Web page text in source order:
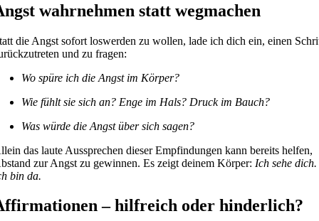
wahrnehmen statt wegmachen
die Angst sofort loswerden zu wollen, lade ich dich ein, einen
und zu fragen:
Wo spüre ich die Angst im Körper?
Wie fühlt sie sich an? Enge im Hals? Druck im Bauch?
Was würde die Angst über sich sagen?
das laute Aussprechen dieser Empfindungen kann bereits helfen,
zur Angst zu gewinnen. Es zeigt deinem Körper: Ich sehe dich.
bin da.
– hilfreich oder hinderlich?